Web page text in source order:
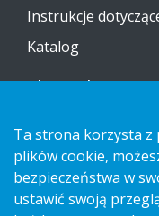
Instrukcje
Katalog
Skontaktuj się
Informacja na
Cookies
Ta strona korzysta z
plików cookie,
bezpieczeństwa w
ustawić swoją